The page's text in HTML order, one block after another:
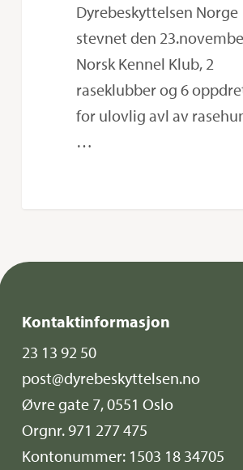
Dyrebeskyttelsen Norge
stevnet den
Norsk Kennel Klub, 2
raseklubber og 6
for ulovlig avl av
…
Kontaktinformasjon
23 13 92 50
post@dyrebeskyttelsen.no
Øvre gate 7, 0551 Oslo
Orgnr. 971 277 475
Kontonummer: 1503 18 34705